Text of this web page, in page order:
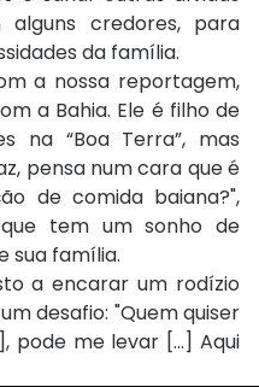
credores, para
da família.
a nossa reportagem,
a Bahia. Ele é filho de
na “Boa Terra”, mas
pensa num cara que é
de comida baiana?",
tem um sonho de
sua família.
a encarar um rodízio
desafio: "Quem quiser
pode me levar [...] Aqui